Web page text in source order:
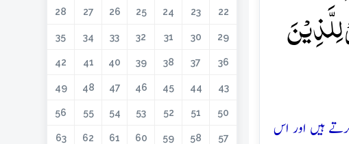
ہیں اور اس
22
23
24
25
26
27
28
29
30
31
32
33
34
35
36
37
38
39
40
41
42
43
44
45
46
47
48
49
50
51
52
53
54
55
56
57
58
59
60
61
62
63